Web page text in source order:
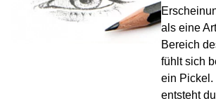
als eine
Bereich
fühlt sich
ein Pickel.
entsteht